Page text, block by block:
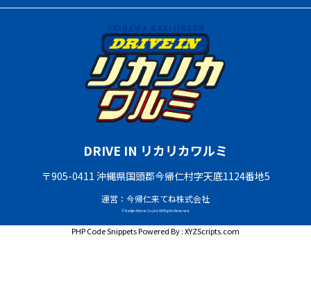
DRIVE IN リカリカワルミ
〒905-0411 沖縄県国頭郡今帰仁村字天底1124番地5
運営：今帰仁来てね株式会社
© Nakijin Kitene Co.,Ltd. All Rights Reserved.
PHP Code SnippetsPowered By :XYZScripts.com